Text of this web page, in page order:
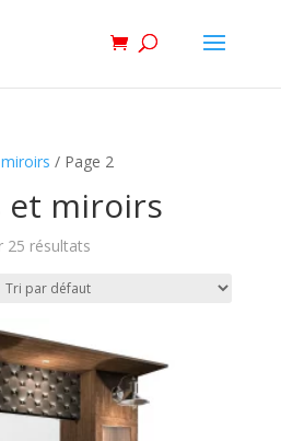
/ Page 2
et miroirs
25 résultats